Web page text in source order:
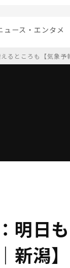
ュース・エンタメ
るところも【気象予
明日
潟】